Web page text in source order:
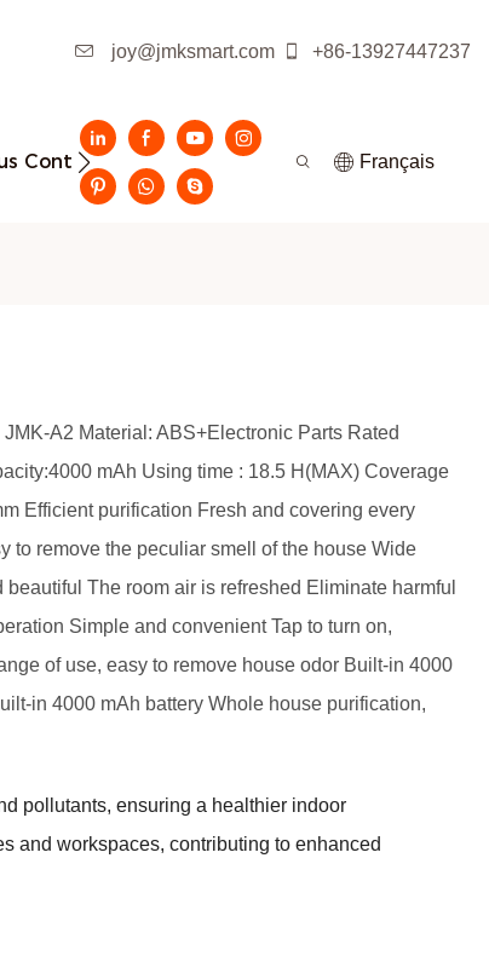
joy@jmksmart.com +86-13927447237
Contacter Français
A2 Material: ABS+Electronic Parts Rated
mAh Using time : 18.5 H(MAX) Coverage
Efficient purification Fresh and covering every
to remove the peculiar smell of the house Wide
The room air is refreshed Eliminate harmful
Simple and convenient Tap to turn on,
of use, easy to remove house odor Built-in 4000
in 4000 mAh battery Whole house purification,
pollutants, ensuring a healthier indoor
and workspaces, contributing to enhanced